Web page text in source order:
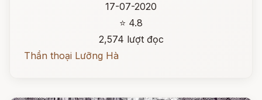
17-07-2020
⭐ 4.8
2,574 lượt đọc
Thần thoại Lưỡng Hà